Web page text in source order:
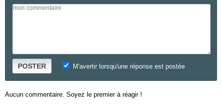
POSTER M'avertir lorsqu'une réponse est postée
Aucun commentaire. Soyez le premier à réagir !